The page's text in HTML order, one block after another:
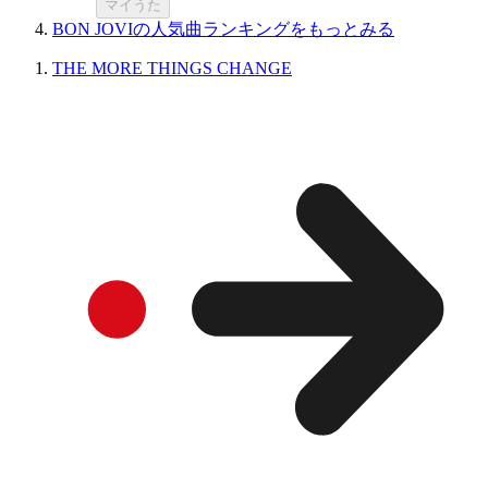
マイうた
BON JOVIの人気曲ランキングをもっとみる
THE MORE THINGS CHANGE